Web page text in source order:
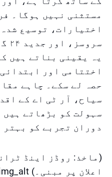
مستثنی نہیں ہوگا۔
اختیارات، توسیع
یہ یقینی بناتے ہیں
اختتامی اور
حصہ لے سکے۔ چاہے
سیاح، آر ٹی اے کے
سہولت کو بڑھاتے ہیں
دوران تجربے کو بہتر
(ماخذ: روڈز اینڈ